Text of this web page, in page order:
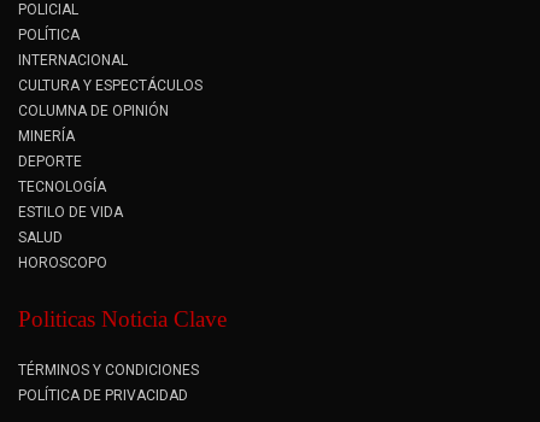
POLICIAL
POLÍTICA
INTERNACIONAL
CULTURA Y ESPECTÁCULOS
COLUMNA DE OPINIÓN
MINERÍA
DEPORTE
TECNOLOGÍA
ESTILO DE VIDA
SALUD
HOROSCOPO
Politicas Noticia Clave
TÉRMINOS Y CONDICIONES
POLÍTICA DE PRIVACIDAD